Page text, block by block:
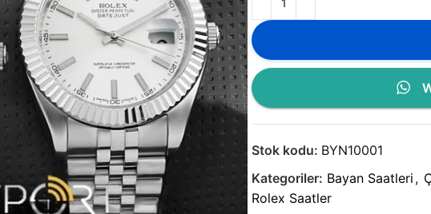
Stok kodu: BYN10001
Kategoriler: Bayan Saatleri ,
Rolex Saatler